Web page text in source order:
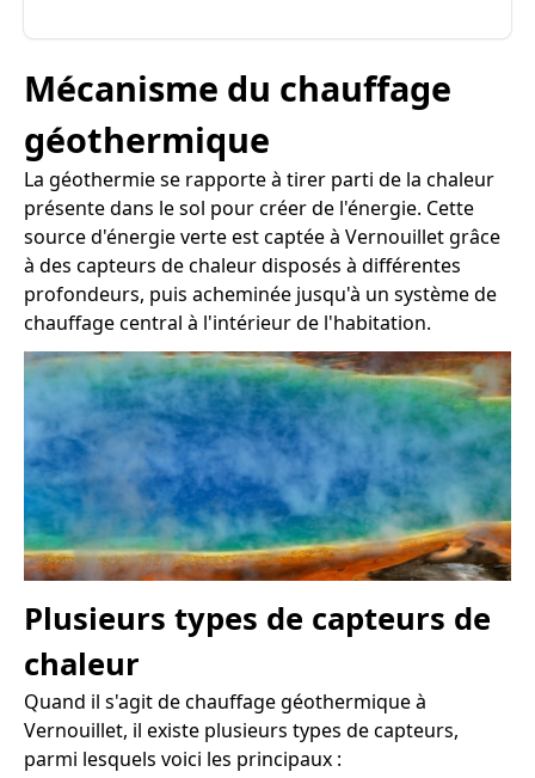
Mécanisme du chauffage
géothermique
La géothermie se rapporte à tirer parti de la chaleur
présente dans le sol pour créer de l'énergie. Cette
source d'énergie verte est captée à Vernouillet grâce
à des capteurs de chaleur disposés à différentes
profondeurs, puis acheminée jusqu'à un système de
chauffage central à l'intérieur de l'habitation.
Plusieurs types de capteurs de
chaleur
Quand il s'agit de chauffage géothermique à
Vernouillet, il existe plusieurs types de capteurs,
parmi lesquels voici les principaux :